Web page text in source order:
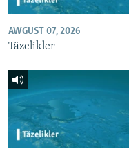
AWGUST 07, 2026
Täzelikler